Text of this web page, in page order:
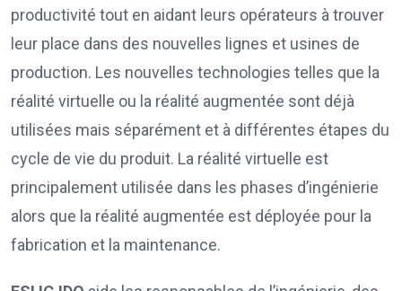
productivité tout en aidant leurs opérateurs à trouver
leur place dans des nouvelles lignes et usines de
production. Les nouvelles technologies telles que la
réalité virtuelle ou la réalité augmentée sont déjà
utilisées mais séparément et à différentes étapes du
cycle de vie du produit. La réalité virtuelle est
principalement utilisée dans les phases d’ingénierie
alors que la réalité augmentée est déployée pour la
fabrication et la maintenance.